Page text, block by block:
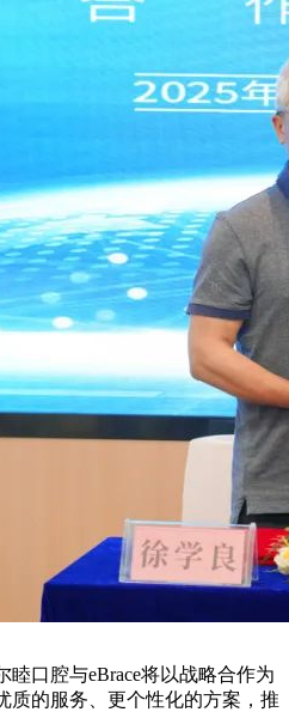
口腔与eBrace将以战略合作为
质的服务、更个性化的方案，推